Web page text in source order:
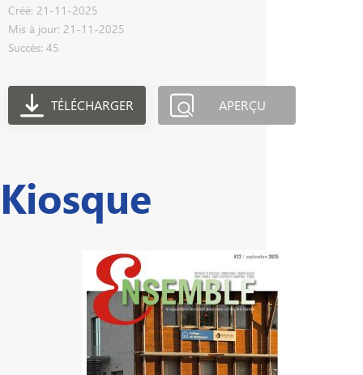
Créé: 21-11-2025
Mis à jour: 21-11-2025
Succès: 45
TÉLÉCHARGER APERÇU
Kiosque